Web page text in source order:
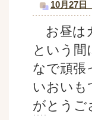
10月27日
お昼は
という
なで頑張
いおい
がとうご